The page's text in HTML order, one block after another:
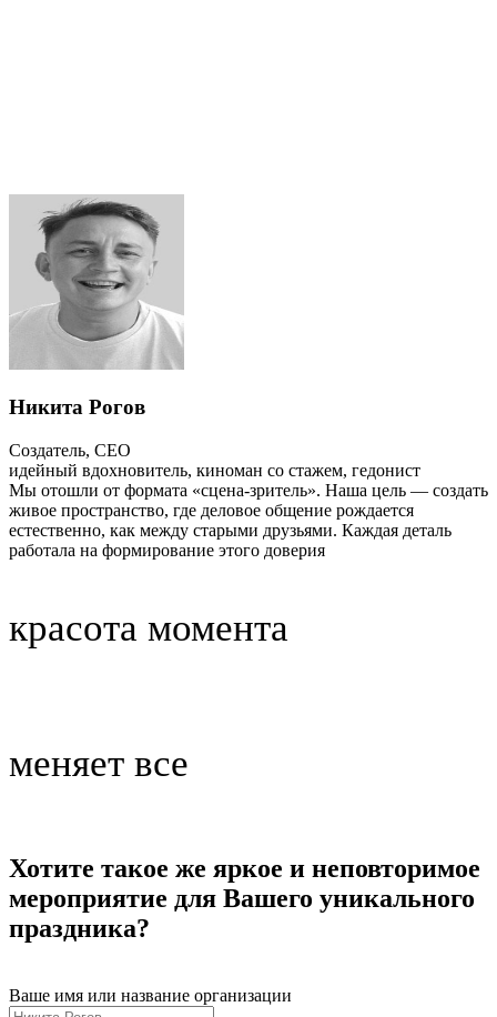
Никита Рогов
Создатель, CEO
идейный вдохновитель, киноман со стажем, гедонист
Мы отошли от формата «сцена-зритель». Наша цель — создать
живое пространство, где деловое общение рождается
естественно, как между старыми друзьями. Каждая деталь
работала на формирование этого доверия
красота момента
меняет все
Хотите такое же яркое и неповторимое
мероприятие для Вашего уникального
праздника?
Ваше имя или название организации